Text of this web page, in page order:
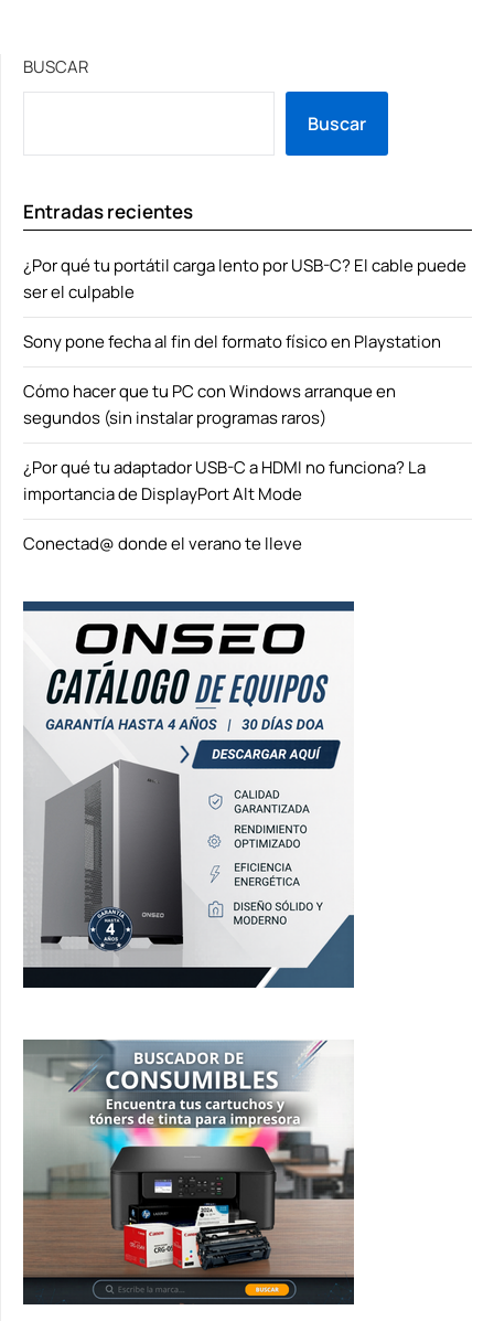
BUSCAR
Buscar
Entradas recientes
¿Por qué tu portátil carga lento por USB-C? El cable puede
ser el culpable
Sony pone fecha al fin del formato físico en Playstation
Cómo hacer que tu PC con Windows arranque en
segundos (sin instalar programas raros)
¿Por qué tu adaptador USB-C a HDMI no funciona? La
importancia de DisplayPort Alt Mode
Conectad@ donde el verano te lleve